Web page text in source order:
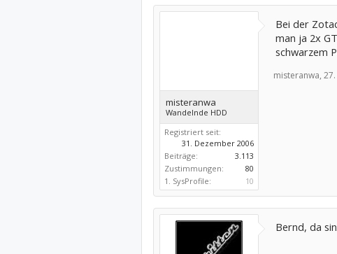
misteranwa
Wandelnde HDD
Registriert seit:
31. Dezember 2006
Beiträge:
3.113
Zustimmungen:
80
1. SysProfile:
10
Bei der
man ja 2x
schwarzem
misteranwa,
Bernd, da